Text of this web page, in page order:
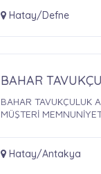
Hatay/Defne
BAHAR
BAHAR TAVUKÇULUK
MÜŞTERİ MEMNUNİYETİ
Hatay/Antakya